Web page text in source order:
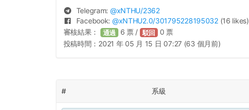
Telegram: @xNTHU/2362
Facebook: @xNTHU2.0/301795228195032 (16 likes)
審核結果： 通過 6 票 / 駁回 0 票
投稿時間： 2021 年 05 月 15 日 07:27 (63 個月前)
# 系級